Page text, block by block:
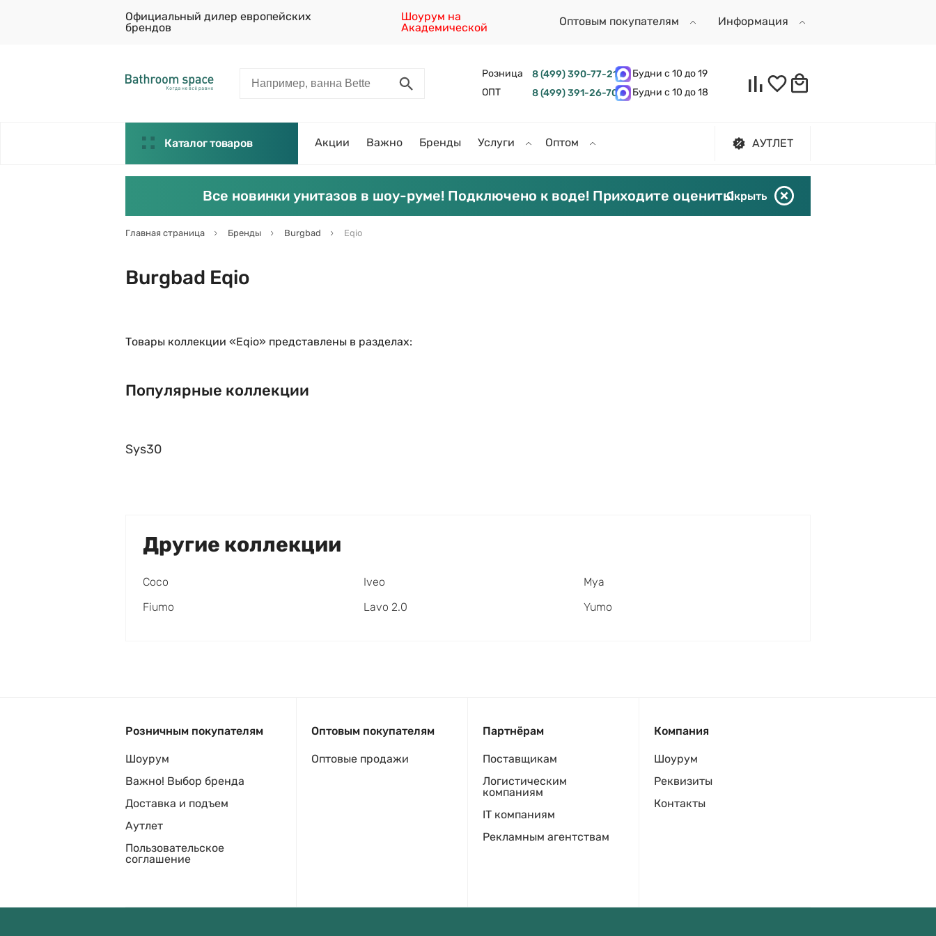
Официальный дилер европейских
брендов
Шоурум на
Академической
Оптовым покупателям Информация
Розница 8 (499) 390-77-21
Будни с 10 до 19
ОПТ
8 (499) 391-26-70 Будни с 10 до 18
Каталог товаров Акции Важно Бренды Услуги Оптом АУТЛЕТ
Все новинки унитазов в шоу-руме! Подключено к воде! Приходите оценить!Скрыть
Главная страница Бренды Burgbad Eqio
Burgbad Eqio
Товары коллекции «Eqio» представлены в разделах:
Популярные коллекции
Sys30
Другие коллекции
Coco
Fiumo
Iveo
Lavo 2.0
Mya
Yumo
Розничным покупателям
Шоурум
Важно! Выбор бренда
Доставка и подъем
Аутлет
Пользовательское
соглашение
Оптовым покупателям
Оптовые продажи
Партнёрам
Поставщикам
Логистическим
компаниям
IT компаниям
Рекламным агентствам
Компания
Шоурум
Реквизиты
Контакты